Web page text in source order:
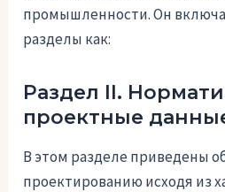
промышленности. Он
разделы как:
Раздел II.
проектные
В этом разделе приведены
проектированию исходя из